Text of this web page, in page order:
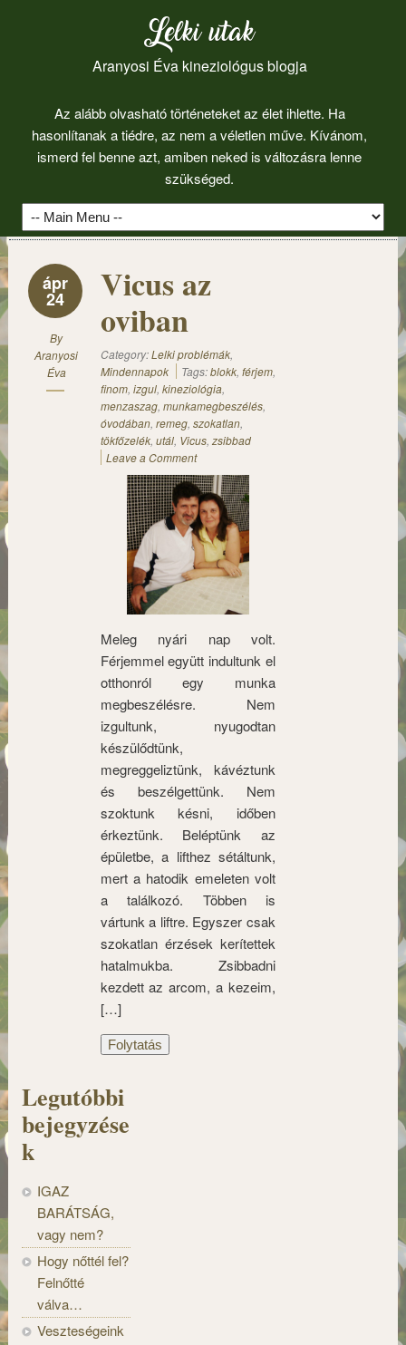
Lelki utak
Aranyosi Éva kineziológus blogja
Az alább olvasható történeteket az élet ihlette. Ha
hasonlítanak a tiédre, az nem a véletlen műve. Kívánom,
ismerd fel benne azt, amiben neked is változásra lenne
szükséged.
ápr
24
By
Aranyosi
Éva
Vicus az
oviban
Category:Lelki problémák,
Mindennapok
Tags:blokk, férjem,
finom, izgul, kineziológia,
menzaszag, munkamegbeszélés,
óvodában, remeg, szokatlan,
tökfőzelék, utál, Vicus, zsibbad
Leave a Comment
Meleg nyári nap volt.
Férjemmel együtt indultunk el
otthonról egy munka
megbeszélésre. Nem
izgultunk, nyugodtan
készülődtünk,
megreggeliztünk, kávéztunk
és beszélgettünk. Nem
szoktunk késni, időben
érkeztünk. Beléptünk az
épületbe, a lifthez sétáltunk,
mert a hatodik emeleten volt
a találkozó. Többen is
vártunk a liftre. Egyszer csak
szokatlan érzések kerítettek
hatalmukba. Zsibbadni
kezdett az arcom, a kezeim,
[…]
Folytatás
Legutóbbi
bejegyzése
k
IGAZ
BARÁTSÁG,
vagy nem?
Hogy nőttél fel?
Felnőtté
válva…
Veszteségeink